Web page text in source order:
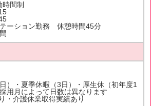
間制
ーション勤務 休憩時間45分
）・夏季休暇（3日）・厚生休（初年度1
用月によって日数は異なります
・介護休業取得実績あり